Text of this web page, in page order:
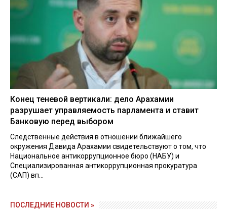
Конец теневой вертикали: дело Арахамии
разрушает управляемость парламента и ставит
Банковую перед выбором
Следственные действия в отношении ближайшего
окружения Давида Арахамии свидетельствуют о том, что
Национальное антикоррупционное бюро (НАБУ) и
Специализированная антикоррупционная прокуратура
(САП) вп...
ПОСЛЕДНИЕ НОВОСТИ »